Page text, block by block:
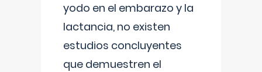
yodo en el embarazo y la
lactancia, no existen
estudios concluyentes
que demuestren el